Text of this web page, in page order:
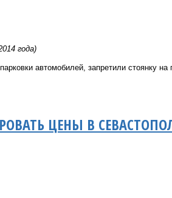
года)
автомобилей, запретили стоянку
ЦЕНЫ В